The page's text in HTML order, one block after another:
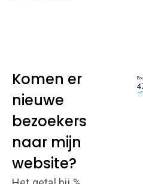
Komen er
nieuwe
bezoekers
naar mijn
website?